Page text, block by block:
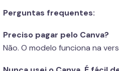
Perguntas frequentes:
Preciso pagar pelo Canva?
Não. O modelo funciona na